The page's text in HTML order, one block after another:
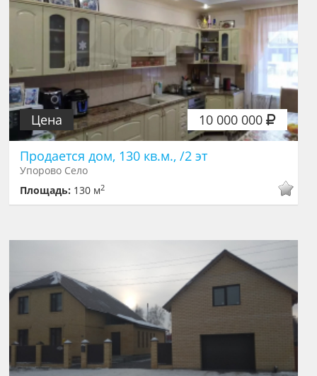
10 000 000
Цена
Продается дом, 130 кв.м., /2 эт
Упорово Село
Площадь: 130 м2